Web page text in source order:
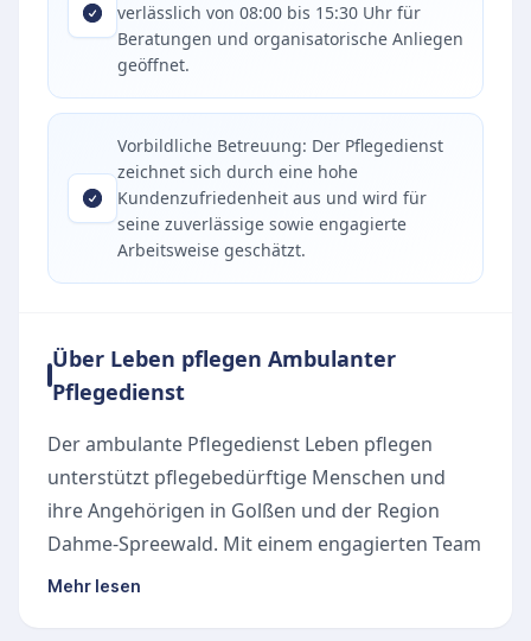
verlässlich von 08:00 bis 15:30 Uhr für
Beratungen und organisatorische Anliegen
geöffnet.
Vorbildliche Betreuung: Der Pflegedienst
zeichnet sich durch eine hohe
Kundenzufriedenheit aus und wird für
seine zuverlässige sowie engagierte
Arbeitsweise geschätzt.
Über Leben pflegen Ambulanter
Pflegedienst
Der ambulante Pflegedienst Leben pflegen
unterstützt pflegebedürftige Menschen und
ihre Angehörigen in Golßen und der Region
Dahme-Spreewald. Mit einem engagierten Team
wird eine fachgerechte und würdevolle
Mehr lesen